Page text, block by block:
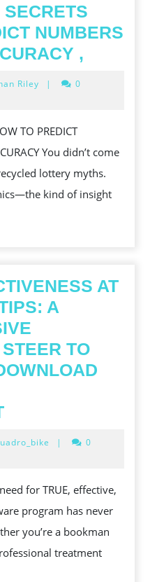
NUMBERS
,
WITH
HIGH
Riley |
0
TO PREDICT
You didn’t come
lottery myths.
kind of insight
AT
A
TO
EASY
FINGERTIPS:
A
COMPREHENSIVE
EXAMINATION
|
0
for TRUE, effective,
program has never
you’re a bookman
treatment